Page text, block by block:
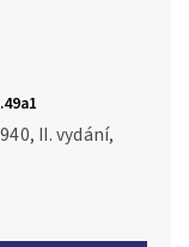
II. vydání,